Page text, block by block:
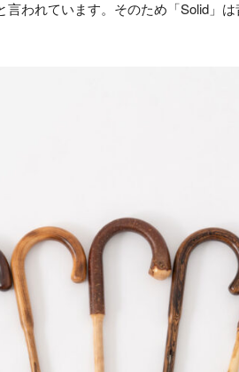
言われています。そのため「Solid」